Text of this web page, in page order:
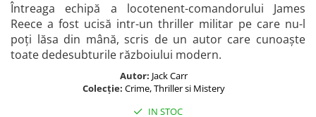
Întreaga echipă a locotenent-comandorului James
Reece a fost ucisă intr-un thriller militar pe care nu-l
poți lăsa din mână, scris de un autor care cunoaște
toate dedesubturile războiului modern.
Autor: Jack Carr
Colecție: Crime, Thriller si Mistery
IN STOC